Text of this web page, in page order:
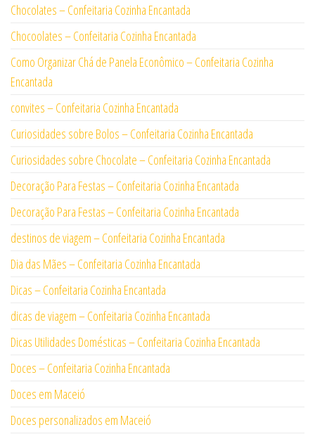
Chocolates – Confeitaria Cozinha Encantada
Chocoolates – Confeitaria Cozinha Encantada
Como Organizar Chá de Panela Econômico – Confeitaria Cozinha
Encantada
convites – Confeitaria Cozinha Encantada
Curiosidades sobre Bolos – Confeitaria Cozinha Encantada
Curiosidades sobre Chocolate – Confeitaria Cozinha Encantada
Decoração Para Festas – Confeitaria Cozinha Encantada
Decoração Para Festas – Confeitaria Cozinha Encantada
destinos de viagem – Confeitaria Cozinha Encantada
Dia das Mães – Confeitaria Cozinha Encantada
Dicas – Confeitaria Cozinha Encantada
dicas de viagem – Confeitaria Cozinha Encantada
Dicas Utilidades Domésticas – Confeitaria Cozinha Encantada
Doces – Confeitaria Cozinha Encantada
Doces em Maceió
Doces personalizados em Maceió